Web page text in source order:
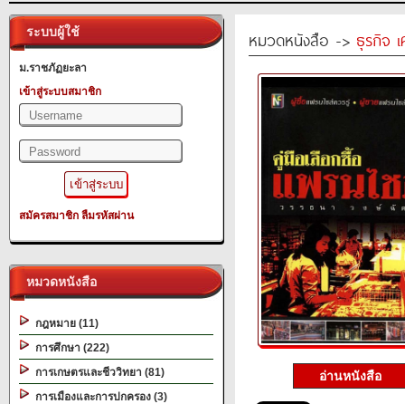
ระบบผู้ใช้
ม.ราชภัฏยะลา
เข้าสู่ระบบสมาชิก
สมัครสมาชิก ลืมรหัสผ่าน
หมวดหนังสือ
กฎหมาย (11)
การศึกษา (222)
การเกษตรและชีววิทยา (81)
การเมืองและการปกครอง (3)
หมวดหนังสือ -> ธุรกิจ
อ่านหนังสือ